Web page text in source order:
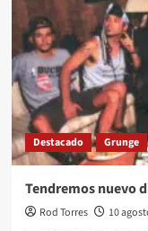
película
Pearl
Jam
en
Cinemark
Destacado Grunge
Tendremos nuevo
Rod Torres
10